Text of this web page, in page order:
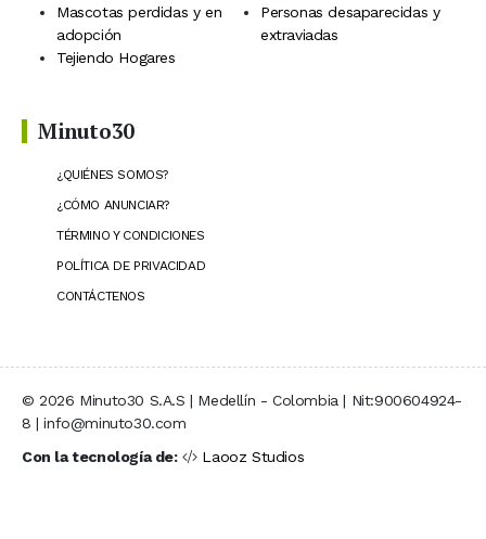
Mascotas perdidas y en
adopción
Personas desaparecidas y
extraviadas
Tejiendo Hogares
Minuto30
¿QUIÉNES SOMOS?
¿CÓMO ANUNCIAR?
TÉRMINO Y CONDICIONES
POLÍTICA DE PRIVACIDAD
CONTÁCTENOS
© 2026 Minuto30 S.A.S | Medellín - Colombia | Nit:900604924-
8 | info@minuto30.com
Con la tecnología de:
Laooz Studios